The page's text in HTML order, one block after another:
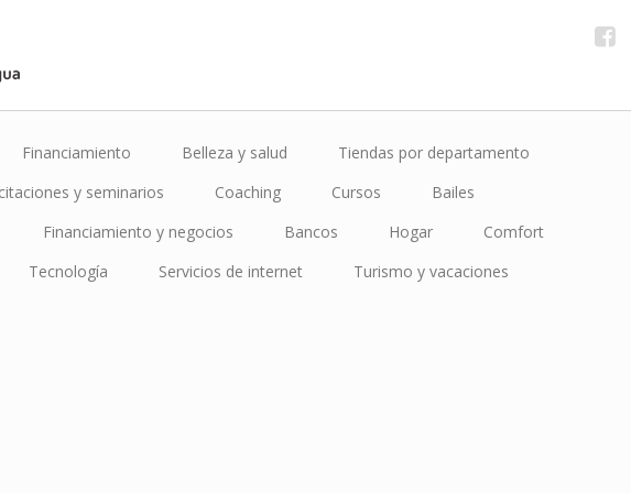
Financiamiento Belleza y salud
Tiendas por departamento
y seminarios Coaching Cursos
Bailes
Financiamiento y negocios Bancos Hogar
Comfort
Tecnología Servicios de internet
Turismo y vacaciones